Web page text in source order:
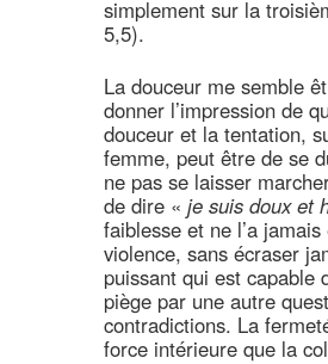
simplement sur la
5,5).
La douceur me semble
donner l’impression de
douceur et la tentation,
femme, peut être de se
ne pas se laisser
de dire « je suis doux et
faiblesse et ne l’a
violence, sans écraser
puissant qui est capable
piège par une autre
contradictions. La
force intérieure que la